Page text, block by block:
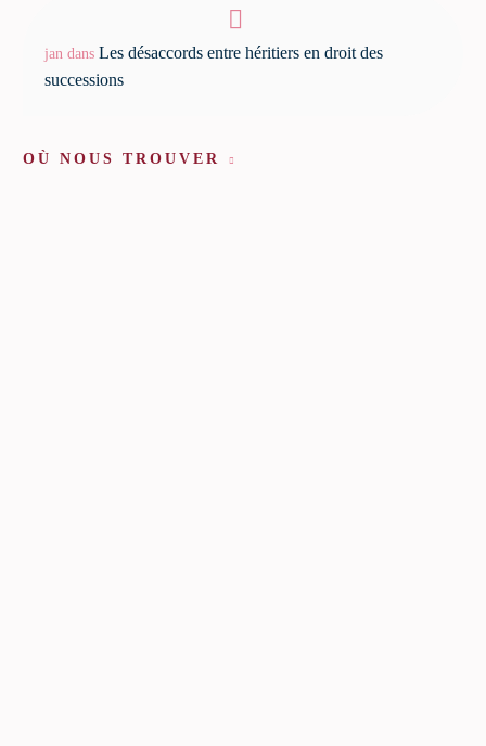
jan dans Les désaccords entre héritiers en droit des
successions
OÙ NOUS TROUVER